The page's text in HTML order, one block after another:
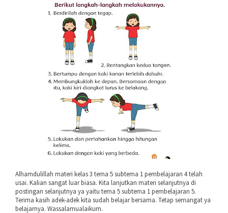
Alhamdulillah materi kelas 3 tema 5 subtema 1 pembelajaran 4 telah
usai. Kalian sangat luar biasa. Kita lanjutkan materi selanjutnya di
postingan selanjutnya ya yaitu tema 5 subtema 1 pembelajaran 5.
Terima kasih adek-adek kita sudah belajar bersama. Tetap semangat ya
belajarnya. Wassalamualaikum.